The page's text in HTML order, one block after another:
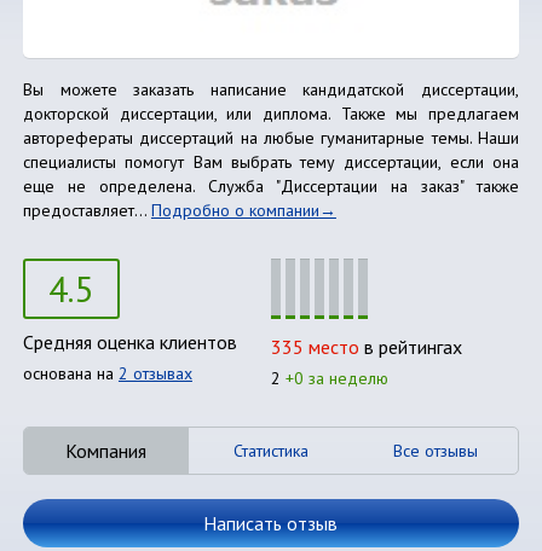
Вы можете заказать написание кандидатской диссертации,
докторской диссертации, или диплома. Также мы предлагаем
авторефераты диссертаций на любые гуманитарные темы. Наши
специалисты помогут Вам выбрать тему диссертации, если она
еще не определена. Служба "Диссертации на заказ" также
предоставляет... Подробно о компании
4.5
Средняя оценка клиентов
основана на 2 отзывах
335 место в рейтингах
2 +0 за неделю
Компания Статистика Все отзывы
Написать отзыв